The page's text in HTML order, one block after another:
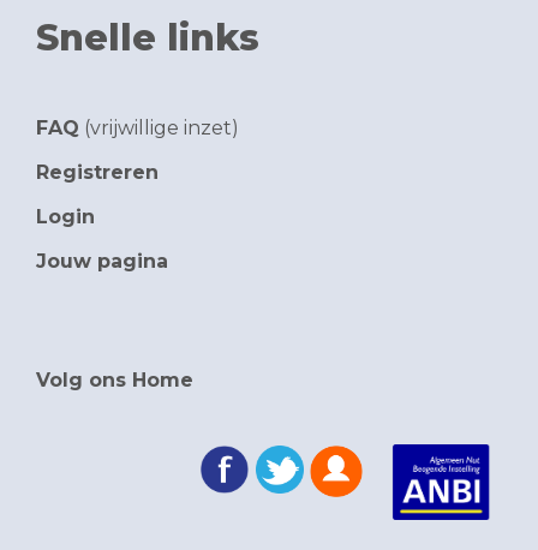
Snelle links
FAQ (vrijwillige inzet)
Registreren
Login
Jouw pagina
Volg ons Home